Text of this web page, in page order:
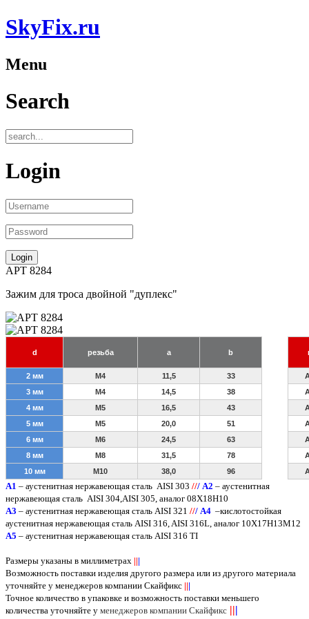
SkyFix.ru
Menu
Search
Login
АРТ 8284
Зажим для троса двойной "дуплекс"
d резьба a b
2 мм M4 11,5 33
3 мм
M4 14,5 38
4 мм
M5 16,5 43
5 мм
M5 20,0 51
6 мм
M6 24,5 63
8 мм
M8 31,5 78
10 мм
M10 38,0 96
A1 – аустенитная нержавеющая сталь AISI 303 /// А2 – аустенитная
нержавеющая сталь AISI 304, AISI 305, аналог 08Х18Н10
А3 – аустенитная нержавеющая сталь AISI 321 /// А4 –кислотостойкая
аустенитная нержавеющая сталь AISI 316, AISI 316L , аналог 10Х17Н13М12
А5 – аустенитная нержавеющая сталь AISI 316 TI
Размеры указаны в миллиметрах |||
Возможность поставки изделия другого размера или из другого материала
уточняйте у менеджеров компании Скайфикс |||
Точное количество в упаковке и возможность поставки меньшего
количества уточняйте у менеджеров компании Скайфикс |||